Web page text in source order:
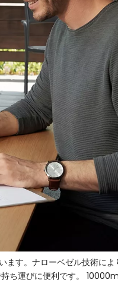
す。ナローベゼル技術によ
ち運びに便利です。